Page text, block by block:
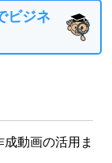
ビジネ
動画の活用ま